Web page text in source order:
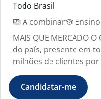
Todo Brasil
A combinar
MAIS QUE MERCADO
do país, presente em
milhões de clientes por
Candidatar-me